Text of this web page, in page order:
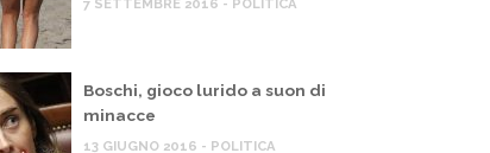
7 SETTEMBRE 2016 - POLITICA
Boschi, gioco lurido a suon di
minacce
13 GIUGNO 2016 - POLITICA